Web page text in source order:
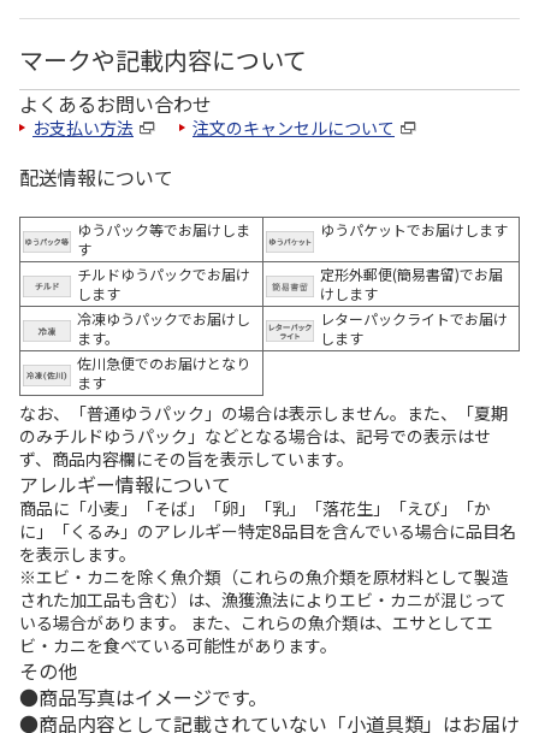
マークや記載内容について
よくあるお問い合わせ
お支払い方法 注文のキャンセルについて
配送情報について
ゆうパック等でお届けしま
す
ゆうパケットでお届けします
チルドゆうパックでお届け
します
定形外郵便(簡易書留)でお届
けします
冷凍ゆうパックでお届けし
ます。
レターパックライトでお届け
します
佐川急便でのお届けとなり
ます
なお、「普通ゆうパック」の場合は表示しません。また、「夏期
のみチルドゆうパック」などとなる場合は、記号での表示はせ
ず、商品内容欄にその旨を表示しています。
アレルギー情報について
商品に「小麦」「そば」「卵」「乳」「落花生」「えび」「か
に」「くるみ」のアレルギー特定8品目を含んでいる場合に品目名
を表示します。
※エビ・カニを除く魚介類（これらの魚介類を原材料として製造
された加工品も含む）は、漁獲漁法によりエビ・カニが混じって
いる場合があります。 また、これらの魚介類は、エサとしてエ
ビ・カニを食べている可能性があります。
その他
商品写真はイメージです。
商品内容として記載されていない「小道具類」はお届け